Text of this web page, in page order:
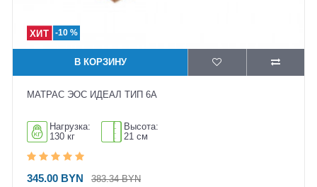
-10 %
В КОРЗИНУ
МАТРАС ЭОС ИДЕАЛ ТИП 6А
Нагрузка:
130 кг
Высота:
21 см
345.00 BYN 383.34 BYN